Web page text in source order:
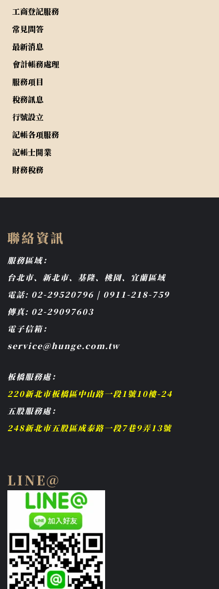
工商登記服務
常見問答
最新消息
會計帳務處理
服務項目
稅務訊息
行號設立
記帳各項服務
記帳士開業
財務稅務
聯絡資訊
服務區域：
台北市、新北市、基隆、桃園、宜蘭區域
電話: 02-29520796 | 0911-218-759
傳真: 02-29097603
電子信箱：
service@hunge.com.tw
板橋服務處：
220新北市板橋區中山路一段1號10樓-24
五股服務處：
248新北市五股區成泰路一段7巷9弄13號
LINE@